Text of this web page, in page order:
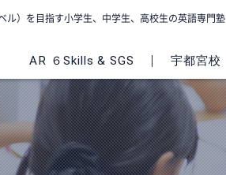
ル）を目指す小学生、中学生、高校生の英語専門塾
AR ６Skills & SGS 宇都宮校